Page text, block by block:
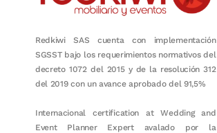
Redkiwi SAS cuenta con implementación
SGSST bajo los requerimientos normativos del
decreto 1072 del 2015 y de la resolución 312
del 2019 con un avance aprobado del 91,5%
Internacional certification at Wedding and
Event Planner Expert avalado por la